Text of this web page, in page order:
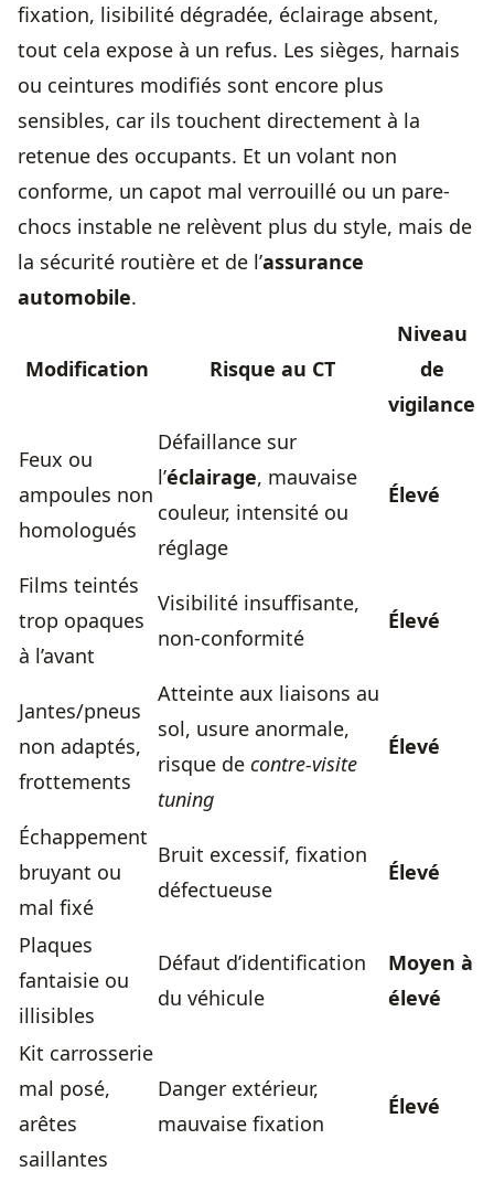
fixation, lisibilité dégradée, éclairage absent,
tout cela expose à un refus. Les sièges, harnais
ou ceintures modifiés sont encore plus
sensibles, car ils touchent directement à la
retenue des occupants. Et un volant non
conforme, un capot mal verrouillé ou un pare-
chocs instable ne relèvent plus du style, mais de
la sécurité routière et de l’assurance
automobile.
Modification Risque au CT
Niveau
de
vigilance
Feux ou
ampoules non
homologués
Défaillance sur
l’éclairage, mauvaise
couleur, intensité ou
réglage
Élevé
Films teintés
trop opaques
à l’avant
Visibilité insuffisante,
non-conformité
Élevé
Jantes/pneus
non adaptés,
frottements
Atteinte aux liaisons au
sol, usure anormale,
risque de contre-visite
tuning
Élevé
Échappement
bruyant ou
mal fixé
Bruit excessif, fixation
défectueuse
Élevé
Plaques
fantaisie ou
illisibles
Défaut d’identification
du véhicule
Moyen à
élevé
Kit carrosserie
mal posé,
arêtes
saillantes
Danger extérieur,
mauvaise fixation
Élevé